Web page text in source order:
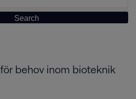
behov inom bioteknik